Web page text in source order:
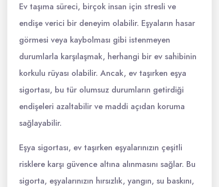
Ev taşıma süreci, birçok insan için stresli ve
endişe verici bir deneyim olabilir. Eşyaların hasar
görmesi veya kaybolması gibi istenmeyen
durumlarla karşılaşmak, herhangi bir ev sahibinin
korkulu rüyası olabilir. Ancak, ev taşırken eşya
sigortası, bu tür olumsuz durumların getirdiği
endişeleri azaltabilir ve maddi açıdan koruma
sağlayabilir.
Eşya sigortası, ev taşırken eşyalarınızın çeşitli
risklere karşı güvence altına alınmasını sağlar. Bu
sigorta, eşyalarınızın hırsızlık, yangın, su baskını,